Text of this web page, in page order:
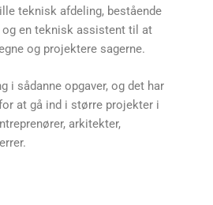
teknisk afdeling, bestående
en teknisk assistent til at
og projektere sagerne.
i sådanne opgaver, og det har
at gå ind i større projekter i
arkitekter,